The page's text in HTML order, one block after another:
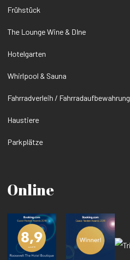
Frühstück
The Lounge Wine & DIne
Hotelgarten
Whirlpool & Sauna
Fahrradverleih / Fahrradaufbewahrung
Haustiere
Parkplätze
Online